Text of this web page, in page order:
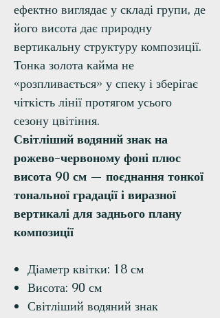
ефектно виглядає у складі групи, де
його висота дає природну
вертикальну структуру композиції.
Тонка золота кайма не
«розпливається» у спеку і зберігає
чіткість лінії протягом усього
сезону цвітіння.
Світліший водяний знак на
рожево-червоному фоні плюс
висота 90 см — поєднання тонкої
тональної градації і виразної
вертикалі для заднього плану
композиції
Діаметр квітки: 18 см
Висота: 90 см
Світліший водяний знак